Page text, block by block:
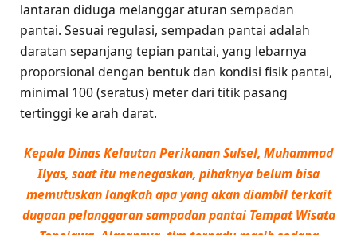
lantaran diduga melanggar aturan sempadan
pantai. Sesuai regulasi, sempadan pantai adalah
daratan sepanjang tepian pantai, yang lebarnya
proporsional dengan bentuk dan kondisi fisik pantai,
minimal 100 (seratus) meter dari titik pasang
tertinggi ke arah darat.
Kepala Dinas Kelautan Perikanan Sulsel, Muhammad
Ilyas, saat itu menegaskan, pihaknya belum bisa
memutuskan langkah apa yang akan diambil terkait
dugaan pelanggaran sampadan pantai Tempat Wisata